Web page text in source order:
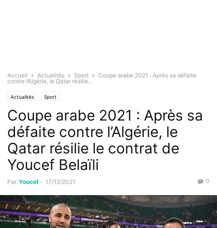
Accueil Actualités Sport
Coupe arabe 2021 : Après sa défaite
contre l’Algérie, le Qatar résilie...
Actualités Sport
Coupe arabe 2021 : Après sa
défaite contre l’Algérie, le
Qatar résilie le contrat de
Youcef Belaïli
Par Youcef - 17/12/2021 0